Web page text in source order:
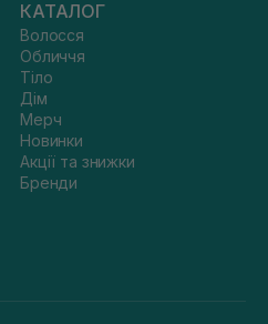
КАТАЛОГ
Волосся
Обличчя
Тіло
Дім
Мерч
Новинки
Акції та знижки
Бренди